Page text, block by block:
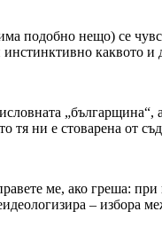
подобно нещо) се
инстинктивно каквото
тя ни е стоварена от
ме, ако греша: при
– избора